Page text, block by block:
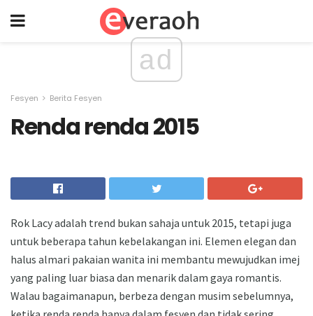
ad
Fesyen Berita Fesyen
Renda renda 2015
Rok Lacy adalah trend bukan sahaja untuk 2015, tetapi juga
untuk beberapa tahun kebelakangan ini. Elemen elegan dan
halus almari pakaian wanita ini membantu mewujudkan imej
yang paling luar biasa dan menarik dalam gaya romantis.
Walau bagaimanapun, berbeza dengan musim sebelumnya,